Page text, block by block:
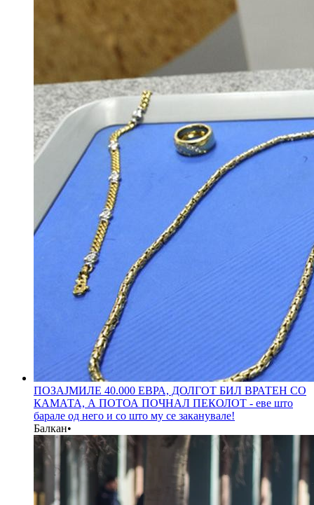
ПОЗАЈМИЛЕ 40.000 ЕВРА, ДОЛГОТ БИЛ ВРАТЕН СО
КАМАТА, А ПОТОА ПОЧНАЛ ПЕКОЛОТ - еве што
барале од него и со што му се заканувале!
Балкан•